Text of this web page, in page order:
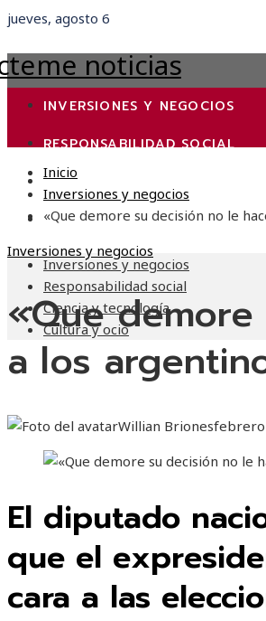
jueves, agosto 6
INVERSIONES Y NEGOCIOS
RESPONSABILIDAD SOCIAL
CIENCIA Y TECNOLOGÍA
CULTURA Y OCIO
Inversiones y negocios
Responsabilidad social
Ciencia y tecnología
Cultura y ocio
Inicio
Inversiones y negocios
«Que demore su decisión no le
Inversiones y negocios
«Que
a los
Willian Brionesfebrero
El diputado
que el
cara a las